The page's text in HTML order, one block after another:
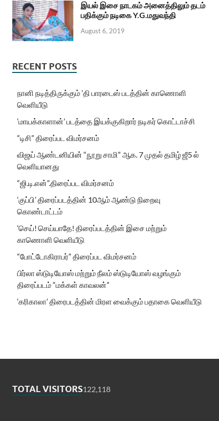
இயல் இசை நாடகம் அனைத்திலும் தடம்
பதிக்கும் நடிகை Y.G.மதுவந்தி
August 6, 2019
RECENT POSTS
நானி நடித்திருக்கும் ‘தி பாரடைஸ் படத்தின் காணொளி
வெளியீடு
‘மாயக்காளான்’ படத்தை இயக்குகிறார் நடிகர் கொட்டாச்சி
“டிசி” திரைப்பட விமர்சனம்
விஜய் ஆண்டனியின் “நூறு சாமி” ஆக. 7 முதல் தமிழ் ஜீ5 ல்
வெளியானது
“ஜி.டி.என்”.திரைப்பட விமர்சனம்
‘குப்பி’ திரைப்படத்தின் 10ஆம் ஆண்டு நிறைவு
கொண்டாட்டம்
‘செய்! செய்யாதே! திரைப்படத்தின் இசை மற்றும்
காணொளி வெளியீடு
“போட்டோகிராபர்” திரைப்பட விமர்சனம்
பிர்லா ஸ்டுடியோஸ் மற்றும் நீலம் ஸ்டுடியோஸ் வழங்கும்
திரைப்படம் “மக்கள் காவலன்”
‘கரிகாலா’ திரைபடத்தின் மிரள வைக்கும் பதாகை வெளியீடு
TOTAL VISITORS122,118